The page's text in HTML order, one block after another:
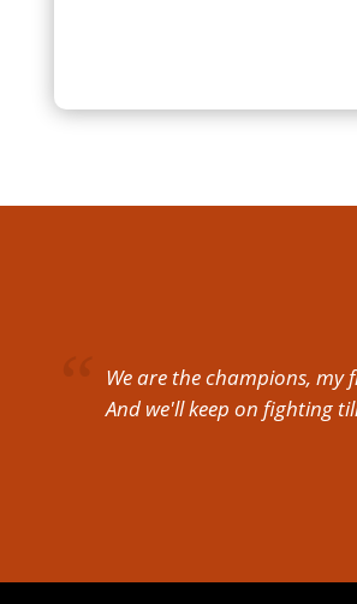
We are the champions, my
And we'll keep on fighting